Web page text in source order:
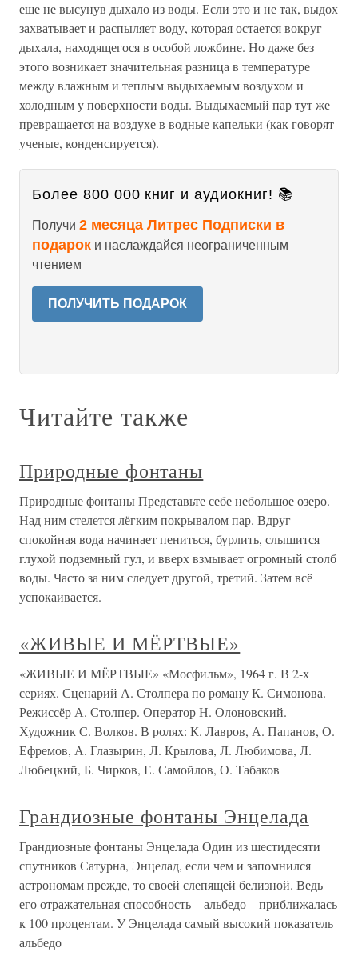
еще не высунув дыхало из воды. Если это и не так, выдох
захватывает и распыляет воду, которая остается вокруг
дыхала, находящегося в особой ложбине. Но даже без
этого возникает значительная разница в температуре
между влажным и теплым выдыхаемым воздухом и
холодным у поверхности воды. Выдыхаемый пар тут же
превращается на воздухе в водные капельки (как говорят
ученые, конденсируется).
Более 800 000 книг и аудиокниг! 📚
Получи 2 месяца Литрес Подписки в
подарок и наслаждайся неограниченным
чтением
ПОЛУЧИТЬ ПОДАРОК
Читайте также
Природные фонтаны
Природные фонтаны Представьте себе небольшое озеро.
Над ним стелется лёгким покрывалом пар. Вдруг
спокойная вода начинает пениться, бурлить, слышится
глухой подземный гул, и вверх взмывает огромный столб
воды. Часто за ним следует другой, третий. Затем всё
успокаивается.
«ЖИВЫЕ И МЁРТВЫЕ»
«ЖИВЫЕ И МЁРТВЫЕ» «Мосфильм», 1964 г. В 2-х
сериях. Сценарий А. Столпера по роману К. Симонова.
Режиссёр А. Столпер. Оператор Н. Олоновский.
Художник С. Волков. В ролях: К. Лавров, А. Папанов, О.
Ефремов, А. Глазырин, Л. Крылова, Л. Любимова, Л.
Любецкий, Б. Чирков, Е. Самойлов, О. Табаков
Грандиозные фонтаны Энцелада
Грандиозные фонтаны Энцелада Один из шестидесяти
спутников Сатурна, Энцелад, если чем и запомнился
астрономам прежде, то своей слепящей белизной. Ведь
его отражательная способность – альбедо – приближалась
к 100 процентам. У Энцелада самый высокий показатель
альбедо